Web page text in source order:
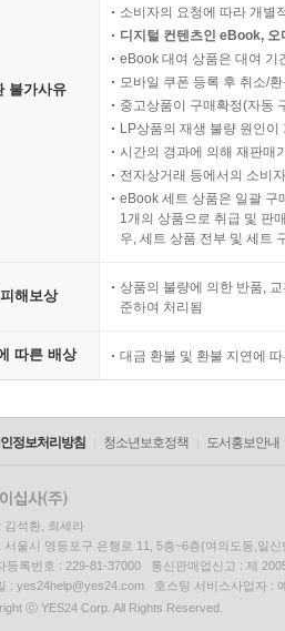
불가사유
소비자의 요청에 따라 개별
디지털 컨텐츠인 eBook,
eBook 대여 상품은 대여 기
모바일 쿠폰 등록 후 취소/
중고상품이 구매확정(자동
LP상품의 재생 불량 원인
시간의 경과에 의해 재판매
전자상거래 등에서의 소비
eBook 세트 상품은 일괄 구
1개의 상품으로 취급 및 판
우, 세트 상품 전부 및 세트
해보상
상품의 불량에 의한 반품,
준하여 처리됨
따른 배상 대금 환불 및 환불 지연에
정보처리방침 청소년보호정책 도서홍보안내
김석환, 최세라
서울시 영등포구 은행로 11, 5층~6층(여의도동,일신
등록번호 : 229-81-37000 통신판매업신고 : 제
: yes24help@yes24.com 호스팅 서비스사업자 :
ⓒ YES24 Corp. All Rights Reserved.